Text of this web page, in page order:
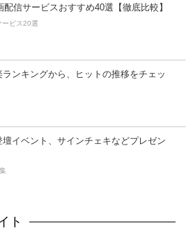
配信サービスおすすめ40選【徹底比較】
ービス20選
ンキングから、ヒットの推移をチェッ
壇イベント、サインチェキなどプレゼン
ト